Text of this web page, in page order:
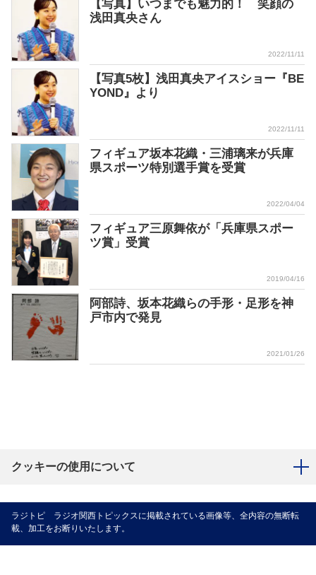
【写真】いつまでも魅力的！ 笑顔の
浅田真央さん
2022/11/11
【写真5枚】浅田真央アイスショー『BE
YOND』より
2022/11/11
フィギュア坂本花織・三浦璃来が兵庫
県スポーツ特別選手賞を受賞
2022/04/04
フィギュア三原舞依が「兵庫県スポー
ツ賞」受賞
2019/04/16
阿部詩、坂本花織らの手形・足形を神
戸市内で発見
2021/01/26
クッキーの使用について
ラジトピ ラジオ関西トピックスに掲載されている画像等、全内容の無断転
載、加工をお断りいたします。